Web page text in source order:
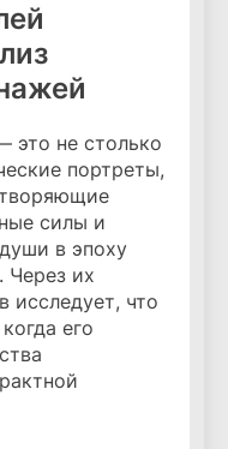
это не столько
портреты,
силы и
в эпоху
Через их
исследует, что
его